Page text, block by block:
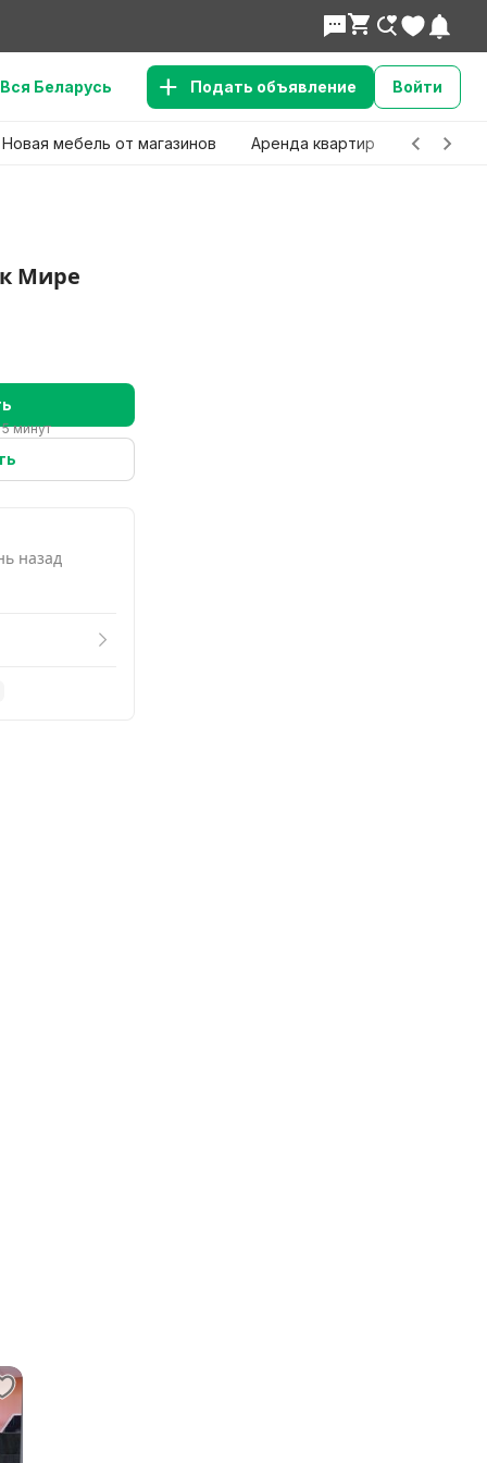
Вся Беларусь Подать объявление Войти
Новая мебель от магазинов Аренда квартир Детские
Мире
минут
назад